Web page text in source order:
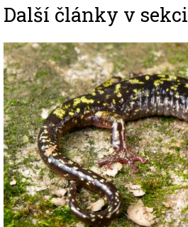
Další články v sekci
Image